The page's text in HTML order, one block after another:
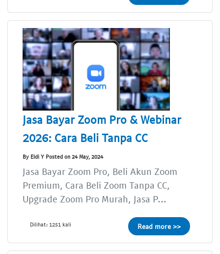
Jasa Bayar Zoom Pro & Webinar
2026: Cara Beli Tanpa CC
By Eldi Y Posted on 24 May, 2024
Jasa Bayar Zoom Pro, Beli Akun Zoom
Premium, Cara Beli Zoom Tanpa CC,
Upgrade Zoom Pro Murah, Jasa P...
Dilihat: 1251 kali Read more >>